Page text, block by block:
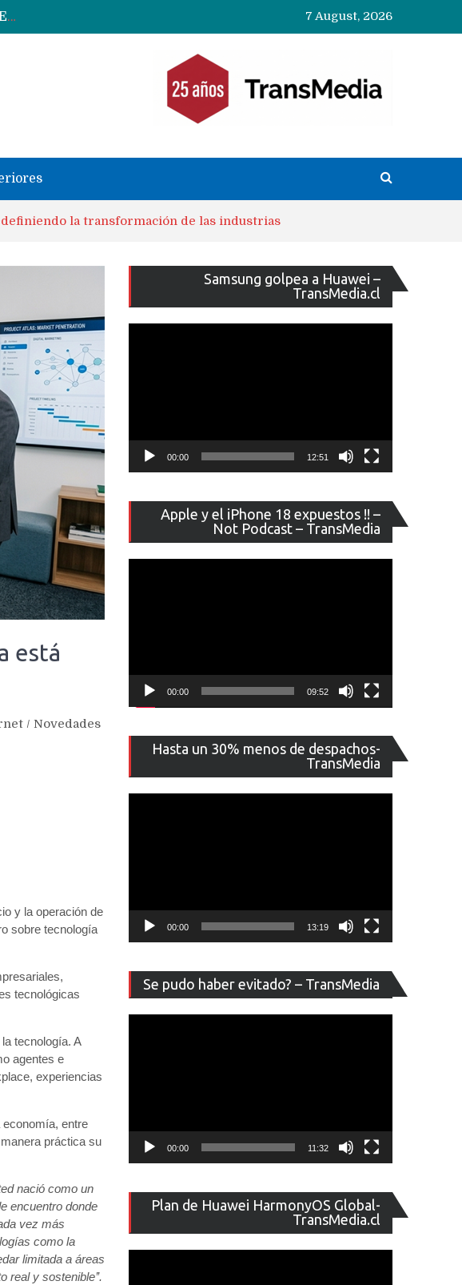
Data Centers de Huawei en Chile, México, Brasil,Perú y Argentina podrían verse afectados por arremetida de EE.UU
Fabricantes suben precios de teléfonos y ganan más dinero en un mercado donde Xiaomi alerta por no mejorar ventas
7 August, 2026
la transformación de las industrias
está
/ Novedades
y la operación de
sobre tecnología
tecnológicas
tecnología. A
agentes e
experiencias
entre
práctica su
nació como un
encuentro donde
vez más
como la
limitada a áreas
y sostenible’’.
Samsung golpea a Huawei –
TransMedia.cl
de
vídeo
00:00 12:51
Apple y el iPhone 18 expuestos !! –
Not Podcast – TransMedia
de
vídeo
00:00 09:52
Hasta un 30% menos de despachos-
TransMedia
de
vídeo
00:00 13:19
Se pudo haber evitado? – TransMedia
de
vídeo
00:00 11:32
Plan de Huawei HarmonyOS Global-
TransMedia.cl
de
vídeo